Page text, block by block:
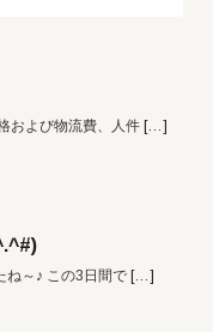
および物流費、人件 […]
ね～♪ この3日間で […]